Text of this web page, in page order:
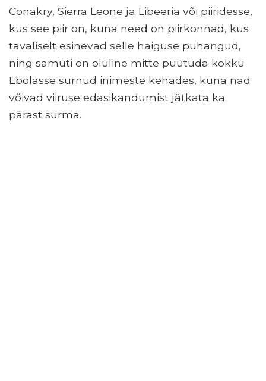
Conakry, Sierra Leone ja Libeeria või piiridesse,
kus see piir on, kuna need on piirkonnad, kus
tavaliselt esinevad selle haiguse puhangud,
ning samuti on oluline mitte puutuda kokku
Ebolasse surnud inimeste kehades, kuna nad
võivad viiruse edasikandumist jätkata ka
pärast surma.